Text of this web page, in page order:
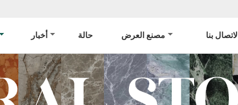
أخبار حالة مصنع العرض الاتصال بنا